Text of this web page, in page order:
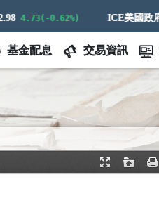
4.73(-0.62%)
基金配息 交易資訊